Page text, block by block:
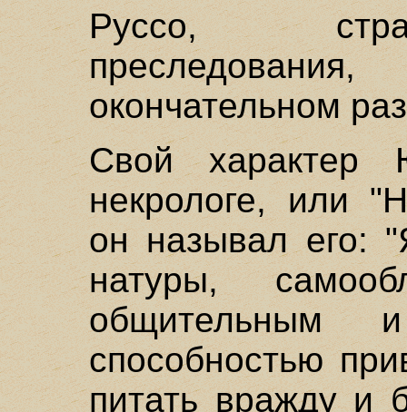
Руссо,
окончательном
Свой
некрологе, или
он называл его:
натуры,
общительным
способностью
питать вражду и